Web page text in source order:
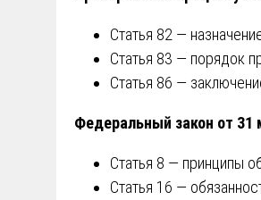
Статья 82 —
Статья 83 — порядок
Статья 86 —
Федеральный закон от
Статья 8 — принципы
Статья 16 —